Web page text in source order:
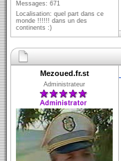
Messages: 671
Localisation: quel part dans ce
monde !!!!!! dans un des
continents :)
Mezoued.fr.st
Administrateur